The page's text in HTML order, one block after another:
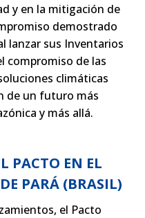
y en la mitigación de
demostrado
lanzar sus Inventarios
compromiso de las
climáticas
de un futuro más
y más allá.
PACTO EN EL
PARÁ (BRASIL)
el Pacto